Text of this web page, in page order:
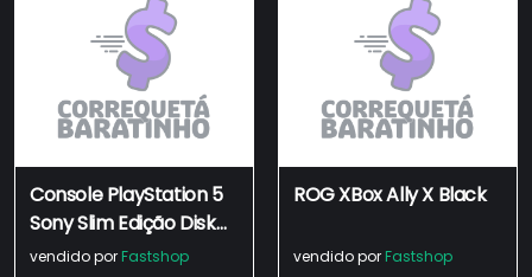
Console PlayStation 5
Sony Slim Edição Disk
1TB
vendido por Fastshop
ROG XBox Ally X Black
vendido por Fastshop